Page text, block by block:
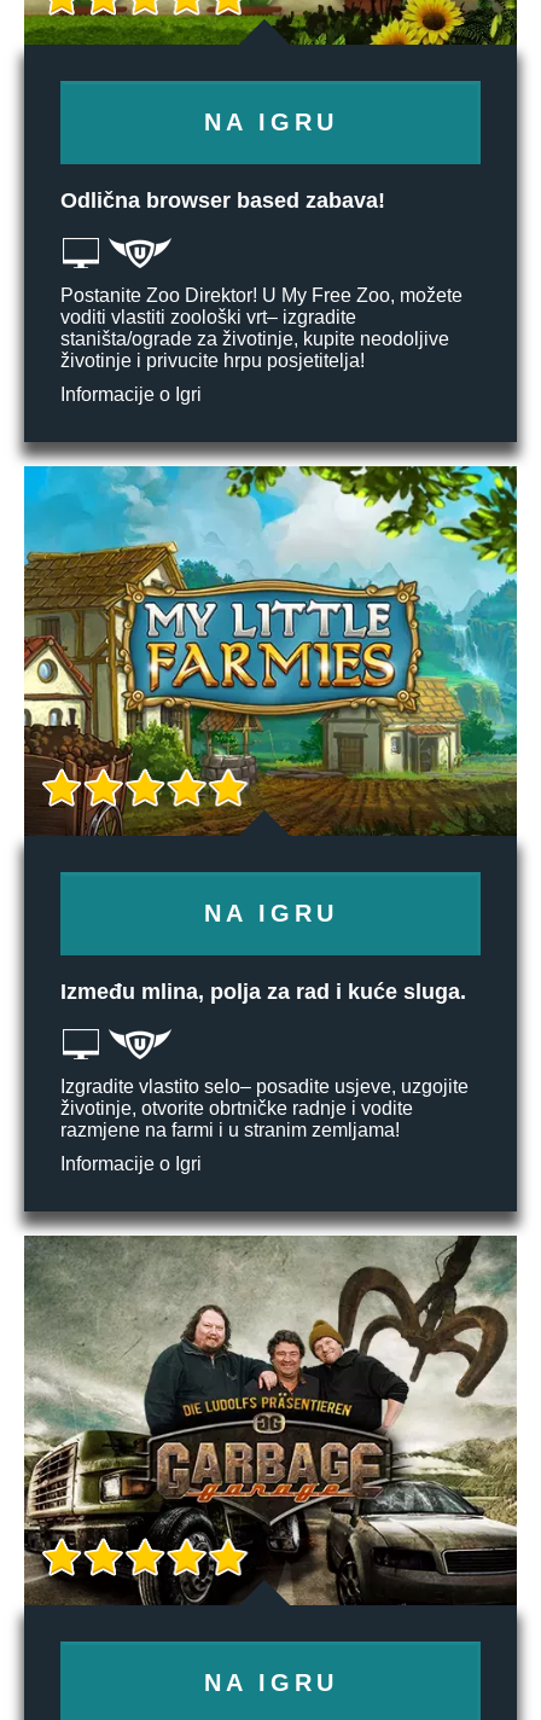
NA IGRU
Odlična browser based zabava!
Postanite Zoo Direktor! U My Free Zoo, možete
voditi vlastiti zoološki vrt– izgradite
staništa/ograde za životinje, kupite neodoljive
životinje i privucite hrpu posjetitelja!
Informacije o Igri
NA IGRU
Između mlina, polja za rad i kuće sluga.
Izgradite vlastito selo– posadite usjeve, uzgojite
životinje, otvorite obrtničke radnje i vodite
razmjene na farmi i u stranim zemljama!
Informacije o Igri
NA IGRU